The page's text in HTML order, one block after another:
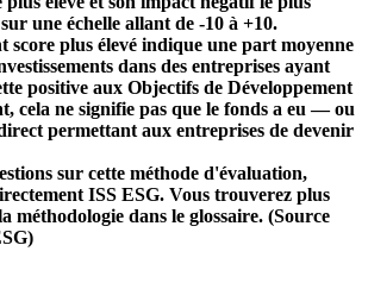
une échelle allant de -10 à +10.
score plus élevé indique une part moyenne
dans des entreprises ayant
positive aux Objectifs de Développement
cela ne signifie pas que le fonds a eu — ou
permettant aux entreprises de devenir
sur cette méthode d'évaluation,
ISS ESG. Vous trouverez plus
méthodologie dans le glossaire. (Source